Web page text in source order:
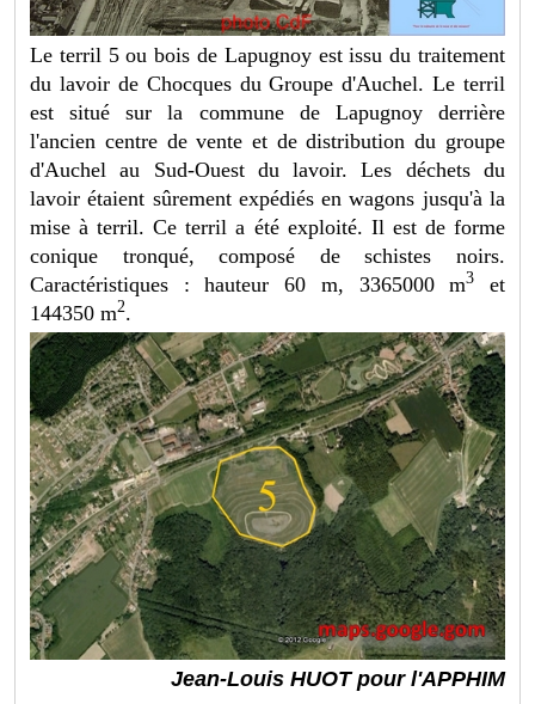
Le terril 5 ou bois de Lapugnoy est issu du traitement
du lavoir de Chocques du Groupe d'Auchel. Le terril
est situé sur la commune de Lapugnoy derrière
l'ancien centre de vente et de distribution du groupe
d'Auchel au Sud-Ouest du lavoir. Les déchets du
lavoir étaient sûrement expédiés en wagons jusqu'à la
mise à terril. Ce terril a été exploité. Il est de forme
conique tronqué, composé de schistes noirs.
Caractéristiques : hauteur 60 m, 3365000 m3
et
144350 m2.
Jean-Louis HUOT pour l'APPHIM